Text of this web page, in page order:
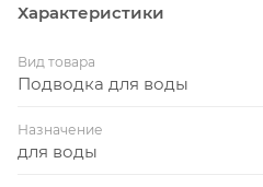
Характеристики
Вид товара
Подводка для воды
Назначение
для воды